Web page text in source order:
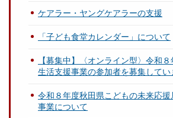
ケアラー・ヤングケアラーの支援
「子ども食堂カレンダー」について
【募集中】〈オンライン型〉令和
生活支援事業の参加者を募集して
令和８年度秋田県こどもの未来応
事業について